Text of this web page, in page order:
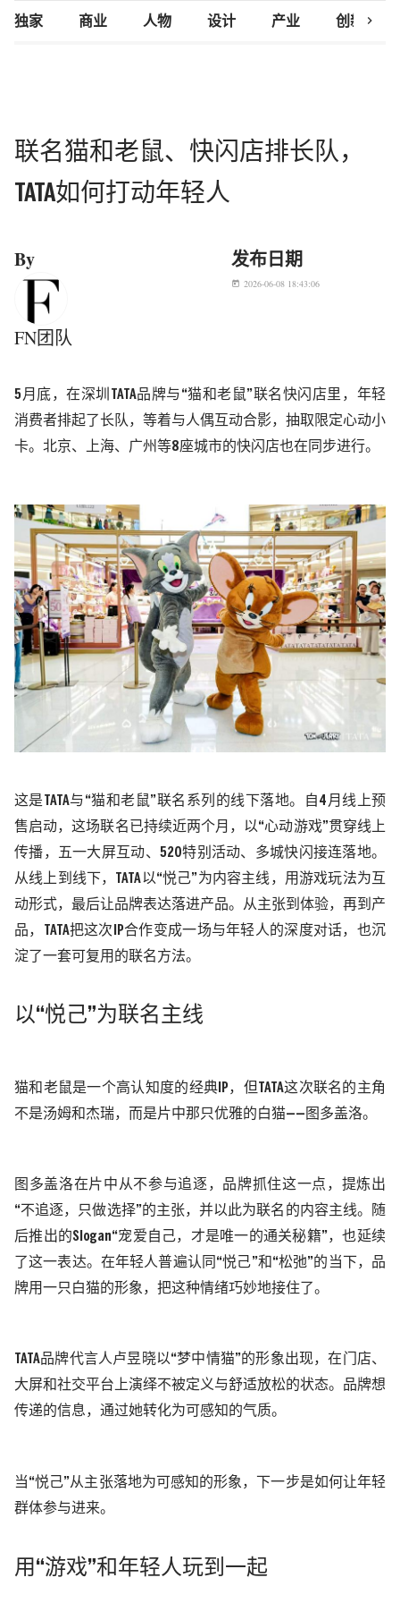
独家 商业 人物 设计 产业 创新研究
chevron_right
联名猫和老鼠、快闪店排长队，
TATA如何打动年轻人
By
FN团队
发布日期
today 2026-06-08 18:43:06
5月底，在深圳TATA品牌与 “猫和老鼠 ”联名快闪店里，年轻
消费者排起了长队，等着与人偶互动合影，抽取限定心动小
卡。北京、上海、 广州等8座城市的快闪店也在同步进行。
这是 TATA与 “猫和老鼠 ”联名系列的线下落地。自 4月线上预
售启动，这场联名已持续近两个月， 以 “心动游戏”贯穿线上
传播，五一大屏互动、520特别活动、多城快闪接连落地。
从线上到线下，TATA以 “悦己” 为内容主线 ， 用游戏玩法为 互
动形式，最后让品牌表达落进产品。从 主张到体验，再到产
品，
TATA把这次 IP合作变成一场与年轻人的深度对话，也沉
淀了一套可复用的联名方法。
以“悦己”为联名主线
猫和老鼠是一个高认知度的经典 IP，但TATA这次联名的主角
不是汤姆和杰瑞，而是片中那只优雅的白猫——图多盖洛。
图多盖洛在片中从不参与追逐，品牌抓住这一点，提炼出
“不追逐，只做选择”的主张，并以此为联名的 内容主线。随
后推出的Slogan“宠爱自己，才是唯一的通关秘籍”，也延续
了这一表达。在年轻人普遍认同 “悦己”和 “松弛” 的当下，品
牌用一只白猫的形象，把这种情绪巧妙地接住了。
TATA品牌代言人卢昱晓以“梦中情猫”的形象出现，在门店、
大屏和社交平台上演绎不被定义与舒适放松的状态。品牌想
传递的信息，通过她转化为可感知的气质。
当 “悦己”从 主张落地为可感知的形象，下一步是如何让年轻
群体参与进来。
用 “游戏”和年轻人玩到一起